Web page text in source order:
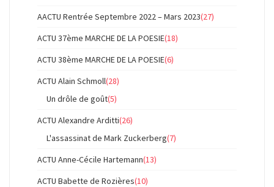
AACTU Rentrée Septembre 2022 – Mars 2023(27)
ACTU 37ème MARCHE DE LA POESIE(18)
ACTU 38ème MARCHE DE LA POESIE(6)
ACTU Alain Schmoll(28)
Un drôle de goût(5)
ACTU Alexandre Arditti(26)
L'assassinat de Mark Zuckerberg(7)
ACTU Anne-Cécile Hartemann(13)
ACTU Babette de Rozières(10)